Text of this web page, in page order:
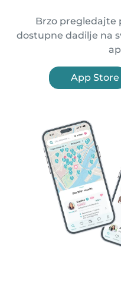
Brzo pregledajte
dostupne dadilje na
App Store